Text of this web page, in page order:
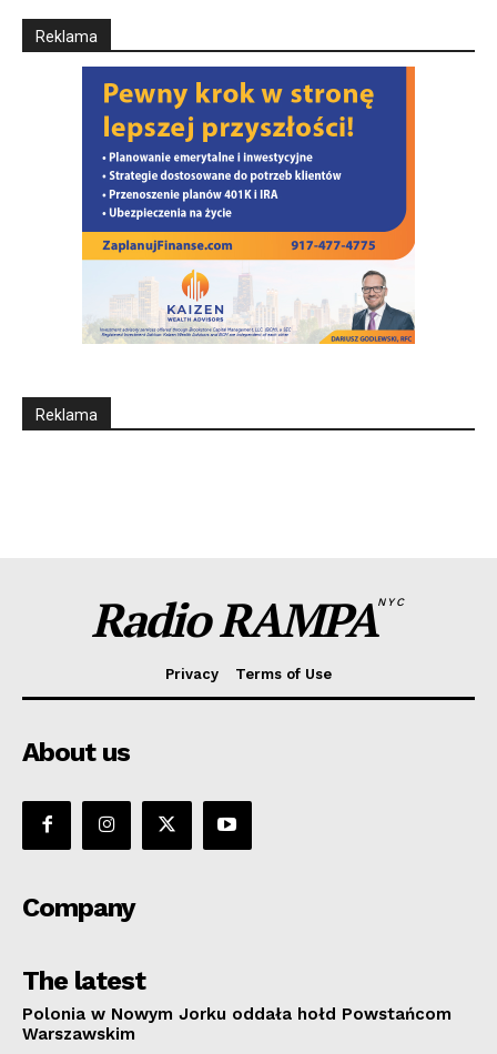
Reklama
Reklama
Radio RAMPANYC
Privacy Terms of Use
About us
Company
The latest
Polonia w Nowym Jorku oddała hołd Powstańcom
Warszawskim